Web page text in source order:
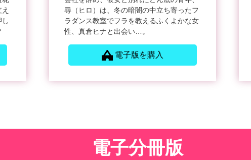
尋（ヒロ）は、冬の暗闇の中立ち寄ったフ
ラダンス教室でフラを教えるふくよかな女
性、真倉ヒナと出会い…。
電子版を購入
電子分冊版